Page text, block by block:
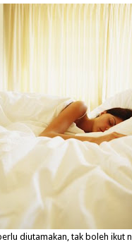
diutamakan, tak boleh ikut